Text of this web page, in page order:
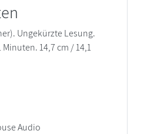
Ungekürzte Lesung.
14,7 cm / 14,1
Audio